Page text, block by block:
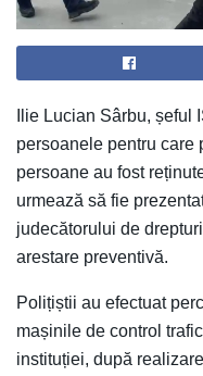
Ilie Lucian Sârbu,
persoanele pentru care
persoane au fost
urmează să fie
judecătorului de
arestare preventivă.
Polițiștii au efectuat
mașinile de control
instituției, după